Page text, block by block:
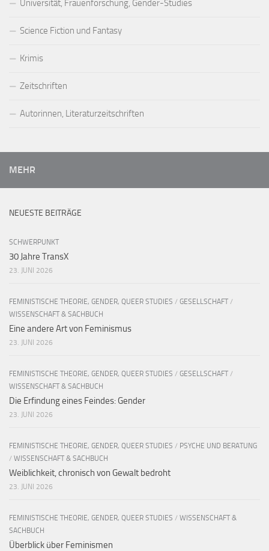
Universität, Frauenforschung, Gender-Studies
Science Fiction und Fantasy
Krimis
Zeitschriften
Autorinnen, Literaturzeitschriften
MEHR
NEUESTE BEITRÄGE
SCHWERPUNKT
30 Jahre TransX
23. JUNI 2026
FEMINISTISCHE THEORIE, GENDER, QUEER STUDIES / GESELLSCHAFT /
WISSENSCHAFT & SACHBUCH
Eine andere Art von Feminismus
23. JUNI 2026
FEMINISTISCHE THEORIE, GENDER, QUEER STUDIES / GESELLSCHAFT /
WISSENSCHAFT & SACHBUCH
Die Erfindung eines Feindes: Gender
23. JUNI 2026
FEMINISTISCHE THEORIE, GENDER, QUEER STUDIES / PSYCHE UND BERATUNG
/ WISSENSCHAFT & SACHBUCH
Weiblichkeit, chronisch von Gewalt bedroht
23. JUNI 2026
FEMINISTISCHE THEORIE, GENDER, QUEER STUDIES / WISSENSCHAFT &
SACHBUCH
Überblick über Feminismen